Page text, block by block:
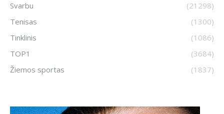
Svarbu
(21298)
Tenisas
(1300)
Tinklinis
(1086)
TOP1
(3684)
Žiemos sportas
(1837)